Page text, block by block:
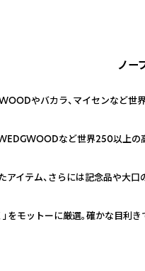
ノー
やバカラ、マイセンなど世
など世界250以上
イテム、さらには記念品や大
をモットーに厳選。確かな目利